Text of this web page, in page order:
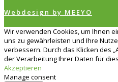
Webdesign by MEEYO
Wir verwenden Cookies, um Ihnen
uns zu gewährleisten und Ihre
verbessern. Durch das Klicken des
der Verarbeitung Ihrer Daten für
Akzeptieren
Manage consent